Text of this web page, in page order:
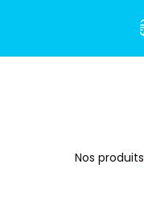
Nos produits